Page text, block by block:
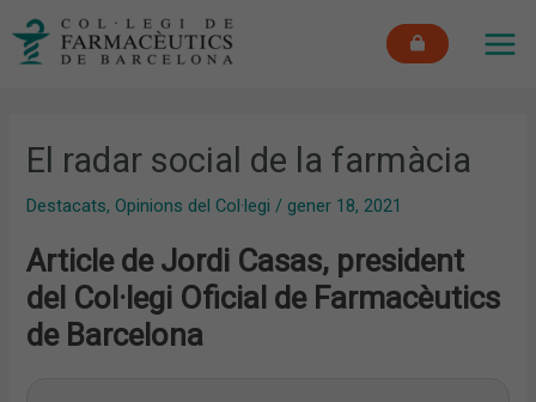
El radar social de la farmàcia
Destacats,Opinions del Col·legi / gener 18, 2021
Article de Jordi Casas, president
del Col·legi Oficial de Farmacèutics
de Barcelona